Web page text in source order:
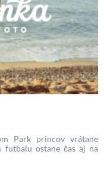
Park princov vrátane
futbalu ostane čas aj na